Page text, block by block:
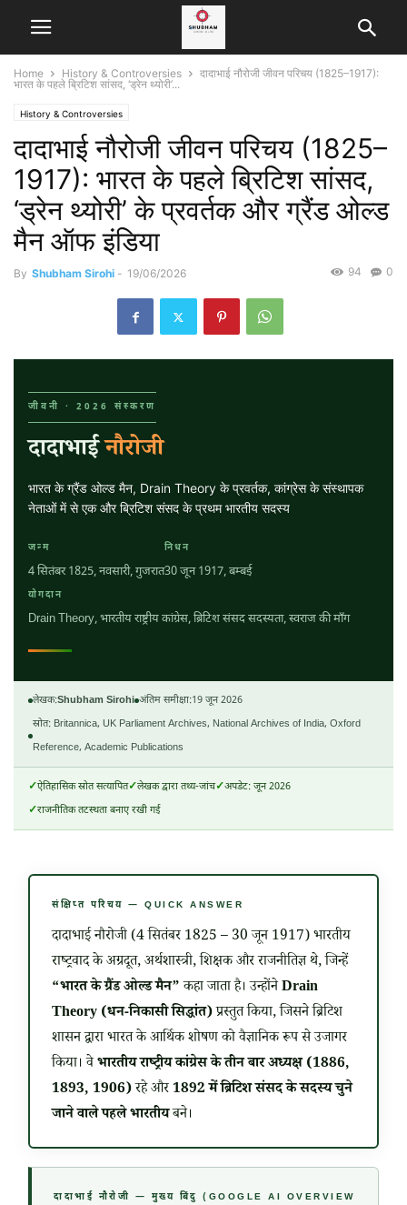
Home History & Controversies
दादाभाई नौरोजी जीवन परिचय (1825–1917):
भारत के पहले ब्रिटिश सांसद, ‘ड्रेन थ्योरी’...
History & Controversies
दादाभाई नौरोजी जीवन परिचय (1825–
1917): भारत के पहले ब्रिटिश सांसद,
‘ड्रेन थ्योरी’ के प्रवर्तक और ग्रैंड ओल्ड
मैन ऑफ इंडिया
By Shubham Sirohi - 19/06/2026 0
94
जीवनी · 2026 संस्करण
दादाभाईनौरोजी
भारत के ग्रैंड ओल्ड मैन, Drain Theory के प्रवर्तक, कांग्रेस के संस्थापक
नेताओं में से एक और ब्रिटिश संसद के प्रथम भारतीय सदस्य
जन्म
4 सितंबर 1825, नवसारी, गुजरात
निधन
30 जून 1917, बम्बई
योगदान
Drain Theory, भारतीय राष्ट्रीय कांग्रेस, ब्रिटिश संसद सदस्यता, स्वराज की माँग
लेखक:Shubham Sirohi अंतिम समीक्षा:19 जून 2026
स्रोत: Britannica, UK Parliament Archives, National Archives of India, Oxford
Reference, Academic Publications
ऐतिहासिक स्रोत सत्यापित लेखक द्वारा तथ्य-जांच
अपडेट: जून 2026
राजनीतिक तटस्थता बनाए रखी गई
संक्षिप्त परिचय — QUICK ANSWER
दादाभाई नौरोजी (4 सितंबर 1825 – 30 जून 1917) भारतीय
राष्ट्रवाद के अग्रदूत, अर्थशास्त्री, शिक्षक और राजनीतिज्ञ थे, जिन्हें
“भारत के ग्रैंड ओल्ड मैन”कहा जाता है। उन्होंनेDrain
Theory (धन-निकासी सिद्धांत)प्रस्तुत किया, जिसने ब्रिटिश
शासन द्वारा भारत के आर्थिक शोषण को वैज्ञानिक रूप से उजागर
किया। वेभारतीय राष्ट्रीय कांग्रेस के तीन बार अध्यक्ष (1886,
1893, 1906)रहे और1892 में ब्रिटिश संसद के सदस्य चुने
जाने वाले पहले भारतीयबने।
दादाभाई नौरोजी — मुख्य बिंदु (GOOGLE AI OVERVIEW